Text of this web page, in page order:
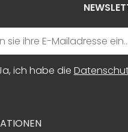
ich habe die